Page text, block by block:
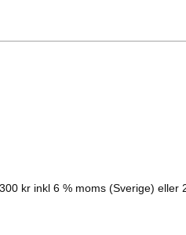
kr inkl 6 % moms (Sverige) eller